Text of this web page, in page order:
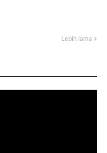
Lebih lama